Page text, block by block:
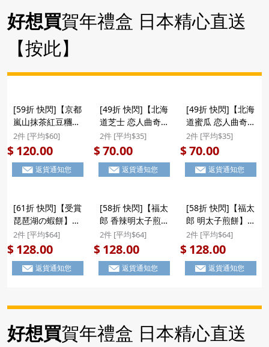
新年禮盒
好想買賀年禮盒 日本精心直送
【按此】
[59折 快閃]【京都
嵐山抹茶紅豆糰子
串】日本 鈴木榮光
堂 京嵯峨寶樂庵
京都嵐山抹茶紅豆
糰子串 禮盒 10串
2件 [平均$60]
$120.00
返貨通知您
[49折 快閃]【北海
道芝士 恋人曲奇】
日本 前田製菓 北
海道Espoir 芝士口
味 香脆恋人曲奇禮
盒 (16件裝) ($70/2
2件 [平均$35]
$70.00
返貨通知您
[49折 快閃]【北海
道蜜瓜 恋人曲奇】
日本 前田製菓 北
海道Espoir 蜜瓜口
味 香脆恋人曲奇禮
盒 (16件裝) ($70/2
2件 [平均$35]
$70.00
返貨通知您
[61折 快閃]【受賞
琵琶湖の蝦餅】日
本 鈴木榮光堂 滋
賀寶 名譽總裁賞受
賞 琵琶湖の蝦餅
禮盒 16件裝
2件 [平均$64]
$128.00
返貨通知您
[58折 快閃]【福太
郎 香辣明太子煎
餅】日本 福太郎
《め》香辣惹味 明
太子煎餅禮盒 (8
袋) ($128/2件) #聖
2件 [平均$64]
$128.00
返貨通知您
[58折 快閃]【福太
郎 明太子煎餅】日
本 福太郎《め》蛋
黃醬香 明太子煎餅
禮盒 (8袋) ($128/2
件)
2件 [平均$64]
$128.00
返貨通知您
好想買賀年禮盒 日本精心直送